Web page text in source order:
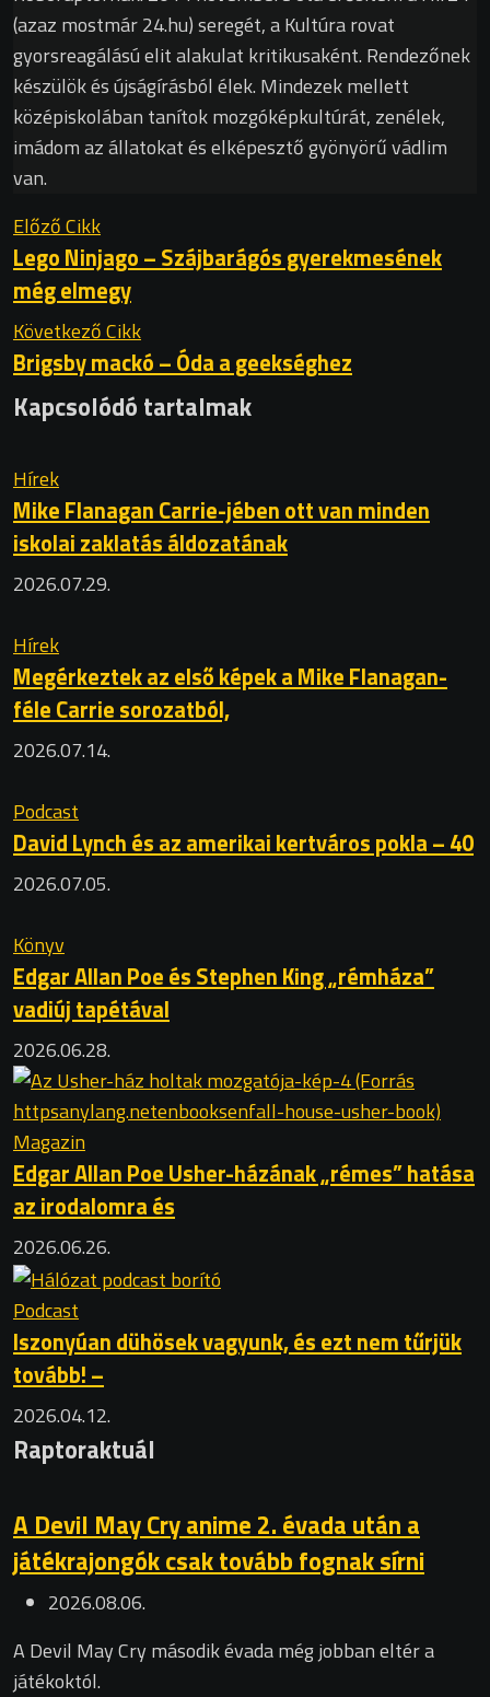
(azaz mostmár 24.hu) seregét, a Kultúra rovat
gyorsreagálású elit alakulat kritikusaként. Rendezőnek
készülök és újságírásból élek. Mindezek mellett
középiskolában tanítok mozgóképkultúrát, zenélek,
imádom az állatokat és elképesztő gyönyörű vádlim
van.
Előző Cikk
Lego Ninjago – Szájbarágós gyerekmesének
még elmegy
Következő Cikk
Brigsby mackó – Óda a geekséghez
Kapcsolódó tartalmak
Hírek
Mike Flanagan Carrie-jében ott van minden
iskolai zaklatás áldozatának
2026.07.29.
Hírek
Megérkeztek az első képek a Mike Flanagan-
féle Carrie sorozatból,
2026.07.14.
Podcast
David Lynch és az amerikai kertváros pokla – 40
2026.07.05.
Könyv
Edgar Allan Poe és Stephen King „rémháza”
vadiúj tapétával
2026.06.28.
Magazin
Edgar Allan Poe Usher-házának „rémes” hatása
az irodalomra és
2026.06.26.
Podcast
Iszonyúan dühösek vagyunk, és ezt nem tűrjük
tovább! –
2026.04.12.
Raptoraktuál
A Devil May Cry anime 2. évada után a
játékrajongók csak tovább fognak sírni
2026.08.06.
A Devil May Cry második évada még jobban eltér a
játékoktól.